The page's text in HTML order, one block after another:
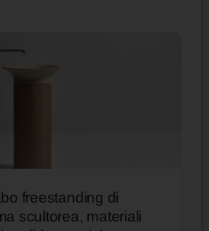
freestanding di
scultorea, materiali